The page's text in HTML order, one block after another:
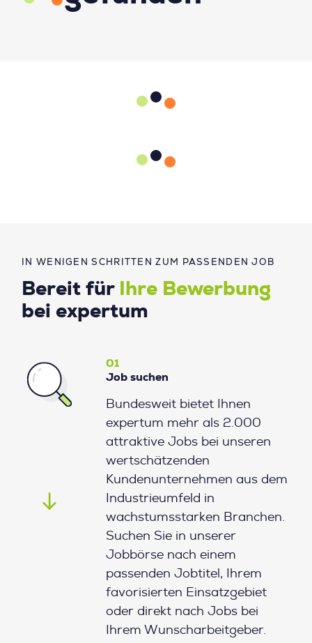
IN WENIGEN SCHRITTEN ZUM PASSENDEN JOB
Bereit für
Ihre Bewerbung
bei expertum
01
Job suchen
Bundesweit bietet Ihnen
expertum mehr als 2.000
attraktive Jobs bei unseren
wertschätzenden
Kundenunternehmen aus dem
Industrieumfeld in
wachstumsstarken Branchen.
Suchen Sie in unserer
Jobbörse nach einem
passenden Jobtitel, Ihrem
favorisierten Einsatzgebiet
oder direkt nach Jobs bei
Ihrem Wunscharbeitgeber.